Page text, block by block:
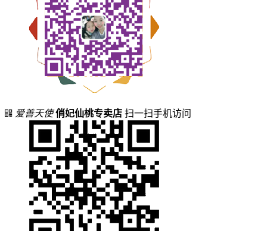
爱善天使 俏妃仙桃专卖店 扫一扫手机访问